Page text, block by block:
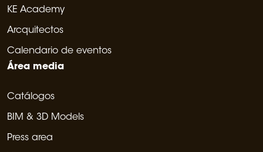
KE Academy
Arcquitectos
Calendario de eventos
Área media
Catálogos
BIM & 3D Models
Press area